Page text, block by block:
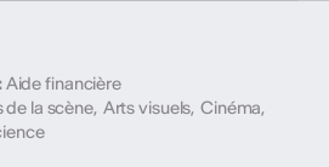
Aide financière
de la scène, Arts visuels, Cinéma,